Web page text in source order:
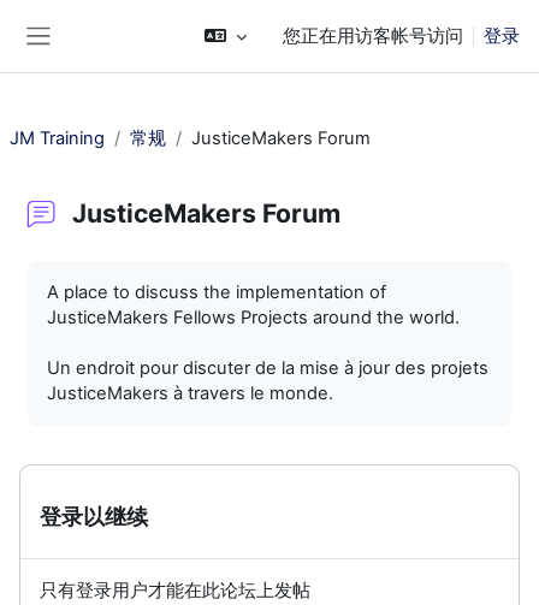
您正在用访客帐号访问 登录
JM Training 常规 JusticeMakers Forum
JusticeMakers Forum
A place to discuss the implementation of
JusticeMakers Fellows Projects around the world.
Un endroit pour discuter de la mise à jour des projets
JusticeMakers à travers le monde.
登录以继续
只有登录用户才能在此论坛上发帖